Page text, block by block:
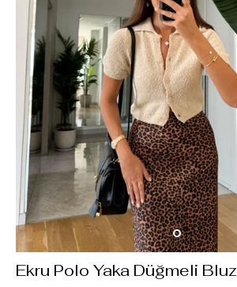
Ekru Polo Yaka Düğmeli Bluz